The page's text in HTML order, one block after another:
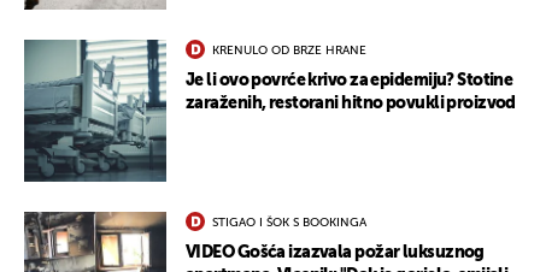
KRENULO OD BRZE HRANE
Je li ovo povrće krivo za epidemiju? Stotine
zaraženih, restorani hitno povukli proizvod
STIGAO I ŠOK S BOOKINGA
VIDEO Gošća izazvala požar luksuznog